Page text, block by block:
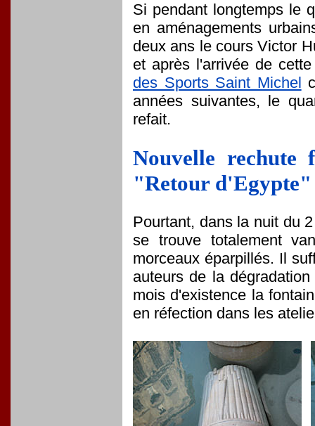
Si pendant longtemps le
en aménagements
deux ans le cours Victor
et après l'arrivée de
des Sports Saint Michel
années suivantes, le
refait.
Nouvelle rechute
"Retour
Pourtant, dans la nuit du
se trouve totalement
morceaux éparpillés. Il
auteurs de la
mois d'existence la
en réfection dans les